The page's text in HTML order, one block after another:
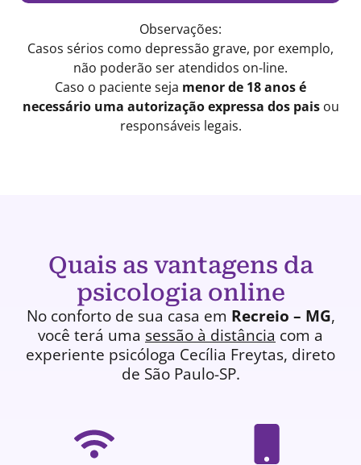
Observações:
Casos sérios como depressão grave, por exemplo,
não poderão ser atendidos on-line.
Caso o paciente seja menor de 18 anos é
necessário uma autorização expressa dos paisou
responsáveis legais.
Quais as vantagens da
psicologia online
No conforto de sua casa em Recreio – MG,
você terá uma sessão à distância com a
experiente psicóloga Cecília Freytas, direto
de São Paulo-SP.